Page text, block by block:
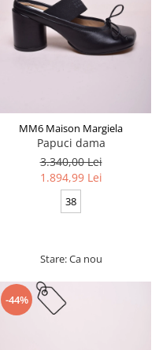
MM6 Maison Margiela
Papuci dama
3.340,00 Lei
1.894,99 Lei
38
Stare: Ca nou
-44%